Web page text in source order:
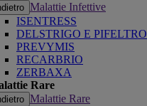
Malattie Infettive
ISENTRESS
DELSTRIGO E PIFELTRO
PREVYMIS
RECARBRIO
ZERBAXA
Rare
Malattie Rare